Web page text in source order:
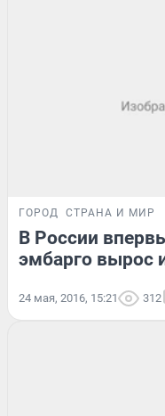
ГОРОД СТРАНА И МИР
В России
эмбарго вырос
24 мая, 2016, 15:21 312